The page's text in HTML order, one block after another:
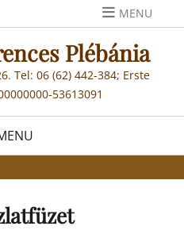
MENU
Plébánia
Tel: 06 (62) 442-384; Erste
53613091